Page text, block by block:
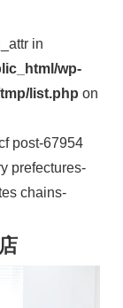
in
wp-
list.php on
post-67954
prefectures-
chains-